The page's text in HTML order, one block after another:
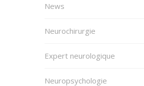
News
Neurochirurgie
Expert neurologique
Neuropsychologie